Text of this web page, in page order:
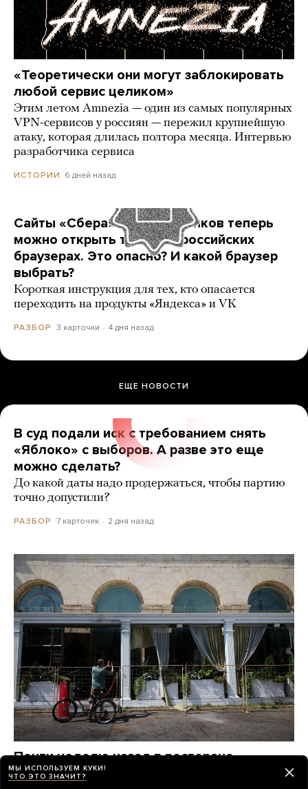
«Теоретически они могут заблокировать
любой сервис целиком»
Этим летом Amnezia — один из самых популярных
VPN-сервисов у россиян — пережил крупнейшую
атаку, которая длилась полтора месяца. Интервью
разработчика сервиса
ИСТОРИИ 6 дней назад
Сайты «Сбера» и других банков теперь
можно открыть только в российских
браузерах. Это опасно? И какой браузер
выбрать?
Короткая инструкция для тех, кто опасается
переходить на продукты «Яндекса» и VK
РАЗБОР 3 карточки 4 дня назад
ЕЩЕ НОВОСТИ
В суд подали иск с требованием снять
«Яблоко» с выборов. А разве это еще
можно сделать?
До какой даты надо продержаться, чтобы партию
точно допустили?
РАЗБОР 7 карточек 2 дня назад
Почти неделю назад в ресторане
в центре Москвы произошел взрыв.
МЫ ИСПОЛЬЗУЕМ КУКИ!
ЧТО ЭТО ЗНАЧИТ?